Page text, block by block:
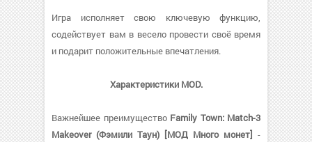
Игра исполняет свою ключевую функцию,
содействует вам в весело провести своё время
и подарит положительные впечатления.
Характеристики MOD.
Важнейшее преимущество Family Town: Match-3
Makeover (Фэмили Таун) [МОД Много монет] -